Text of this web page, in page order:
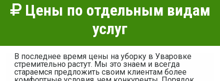
Цены по отдельным видам
услуг
В последнее время цены на уборку в Уваровке
стремительно растут. Мы это знаем и всегда
стараемся предложить своим клиентам более